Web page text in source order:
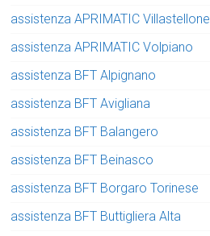
assistenza APRIMATIC Villastellone
assistenza APRIMATIC Volpiano
assistenza BFT Alpignano
assistenza BFT Avigliana
assistenza BFT Balangero
assistenza BFT Beinasco
assistenza BFT Borgaro Torinese
assistenza BFT Buttigliera Alta